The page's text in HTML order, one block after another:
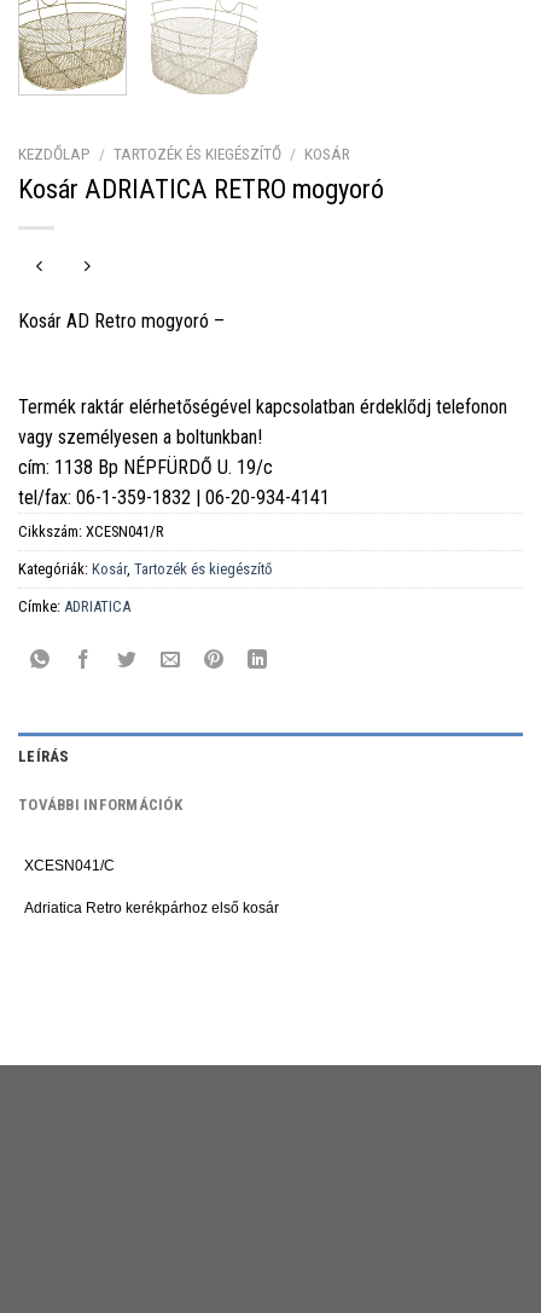
KEZDŐLAP / TARTOZÉK ÉS KIEGÉSZÍTŐ / KOSÁR
Kosár ADRIATICA RETRO mogyoró
Kosár AD Retro mogyoró –
Termék raktár elérhetőségével kapcsolatban érdeklődj telefonon
vagy személyesen a boltunkban!
cím: 1138 Bp NÉPFÜRDŐ U. 19/c
tel/fax: 06-1-359-1832 | 06-20-934-4141
Cikkszám: XCESN041/R
Kategóriák: Kosár, Tartozék és kiegészítő
Címke: ADRIATICA
LEÍRÁS
TOVÁBBI INFORMÁCIÓK
XCESN041/C
Adriatica Retro kerékpárhoz első kosár